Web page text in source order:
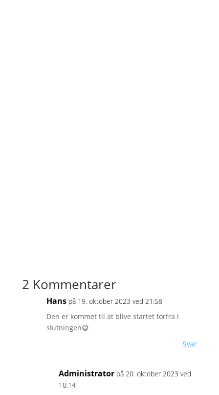
2 Kommentarer
Hans på 19. oktober 2023 ved 21:58
Den er kommet til at blive startet forfra i
slutningen😅
Svar
Administrator på 20. oktober 2023 ved
10:14